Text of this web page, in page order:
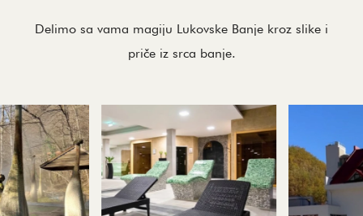
Delimo sa vama magiju Lukovske Banje kroz slike i
priče iz srca banje.